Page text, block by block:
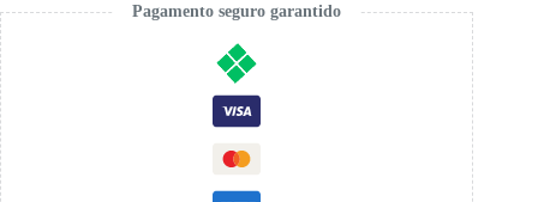
Pagamento seguro garantido